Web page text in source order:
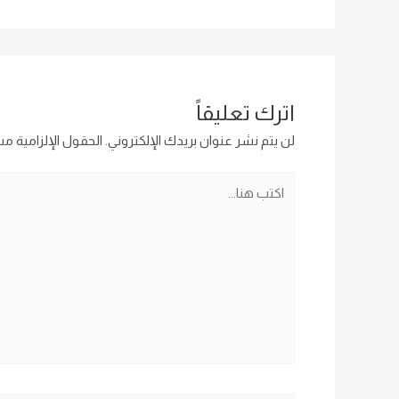
اترك تعليقاً
لن يتم نشر عنوان بريدك الإلكتروني. الحقول الإلزامية
هنا...